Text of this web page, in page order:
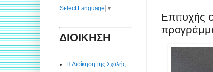
Επιτυχής
Select Language ▼
ΔΙΟΙΚΗΣΗ
Η Διοίκηση της Σχολής